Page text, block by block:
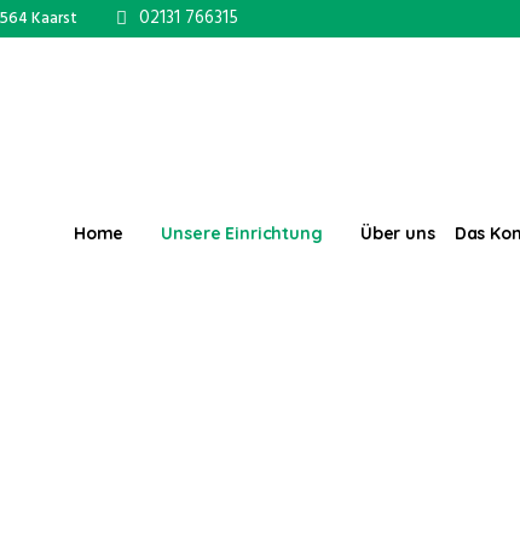
Kaarst 02131 766315
Home Unsere Einrichtung Über uns Das